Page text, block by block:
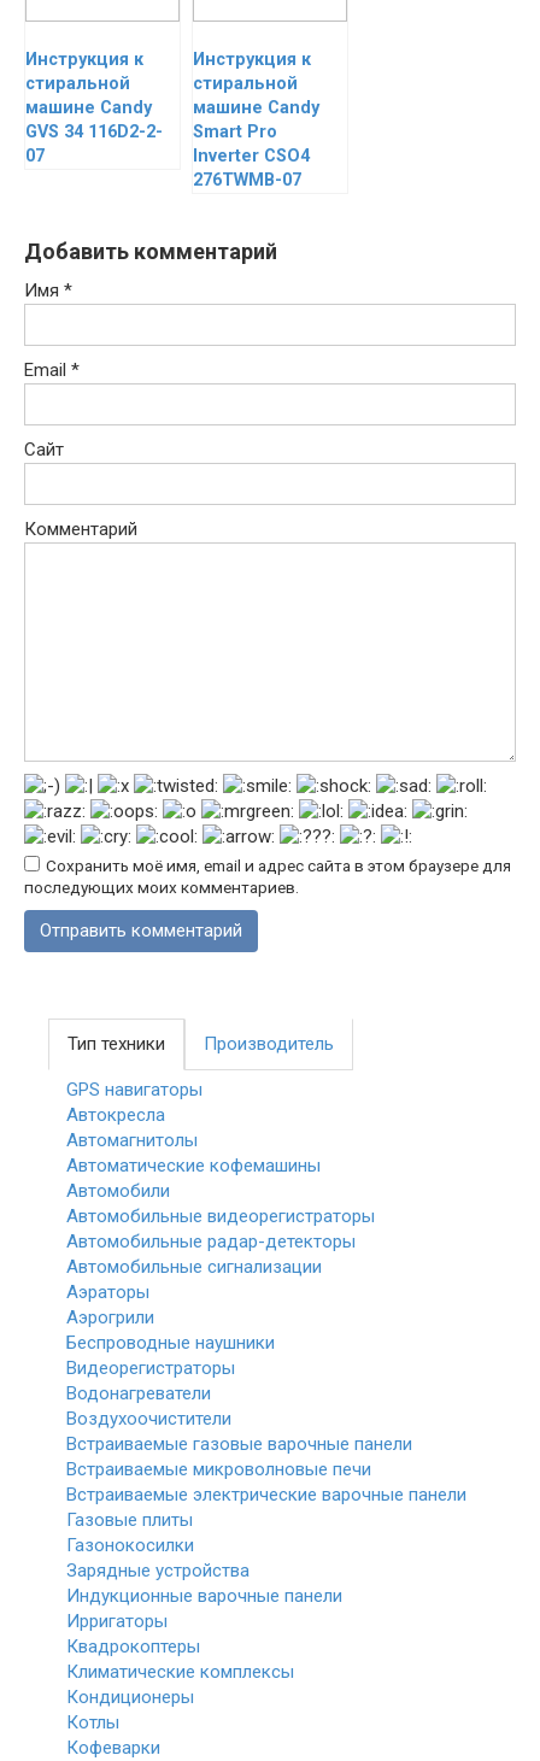
Инструкция к
стиральной
машине Candy
GVS 34 116D2-2-
07
Инструкция к
стиральной
машине Candy
Smart Pro
Inverter CSO4
276TWMB-07
Добавить комментарий
Имя *
Email *
Сайт
Комментарий
Сохранить моё имя, email и адрес сайта в этом браузере для
последующих моих комментариев.
Тип техники Производитель
GPS навигаторы
Автокресла
Автомагнитолы
Автоматические кофемашины
Автомобили
Автомобильные видеорегистраторы
Автомобильные радар-детекторы
Автомобильные сигнализации
Аэраторы
Аэрогрили
Беспроводные наушники
Видеорегистраторы
Водонагреватели
Воздухоочистители
Встраиваемые газовые варочные панели
Встраиваемые микроволновые печи
Встраиваемые электрические варочные панели
Газовые плиты
Газонокосилки
Зарядные устройства
Индукционные варочные панели
Ирригаторы
Квадрокоптеры
Климатические комплексы
Кондиционеры
Котлы
Кофеварки